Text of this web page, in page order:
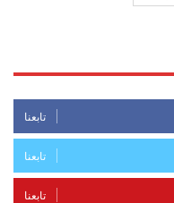
تابعنا
تابعنا
تابعنا